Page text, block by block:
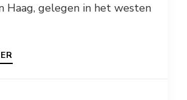
Haag, gelegen in het westen